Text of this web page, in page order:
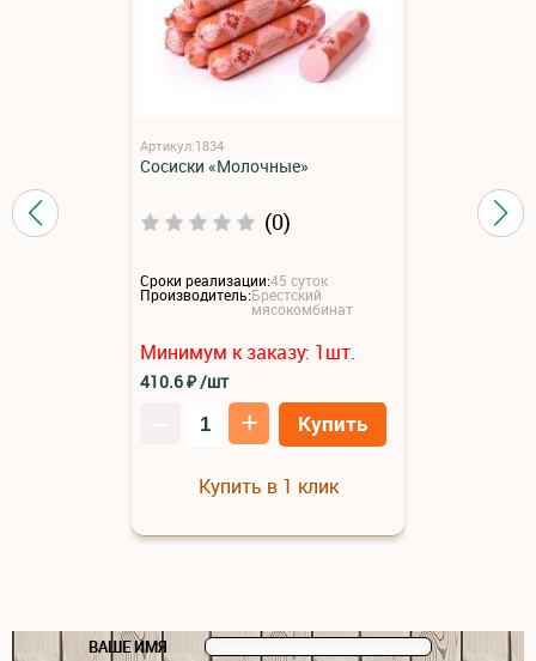
Артикул:1834
Сосиски «Молочные»
(0)
Сроки реализации:45 суток
Производитель:Брестский
мясокомбинат
Минимум к заказу: 1шт.
410.6₽/шт
+ Купить
Купить в 1 клик
ВАШЕ ИМЯ